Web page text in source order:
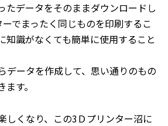
たデータをそのままダウンロードし
でまったく同じものを印刷するこ
知識がなくても簡単に使用すること
データを作成して、思い通りのもの
す。
しくなり、この3Ｄプリンター沼に